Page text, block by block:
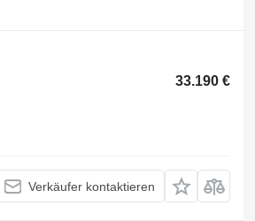
33.190 €
Verkäufer kontaktieren